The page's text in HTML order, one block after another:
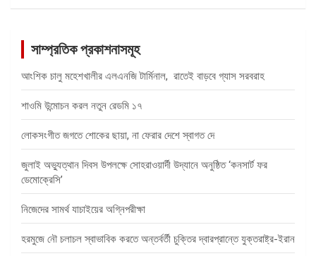
সাম্প্রতিক প্রকাশনাসমূহ
আংশিক চালু মহেশখালীর এলএনজি টার্মিনাল, রাতেই বাড়বে গ্যাস সরবরাহ
শাওমি উন্মোচন করল নতুন রেডমি ১৭
লোকসংগীত জগতে শোকের ছায়া, না ফেরার দেশে স্বাগত দে
জুলাই অভ্যুত্থান দিবস উপলক্ষে সোহরাওয়ার্দী উদ্যানে অনুষ্ঠিত ‘কনসার্ট ফর
ডেমোক্রেসি’
নিজেদের সামর্থ যাচাইয়ের অগ্নিপরীক্ষা
হরমুজে নৌ চলাচল স্বাভাবিক করতে অন্তর্বর্তী চুক্তির দ্বারপ্রান্তে যুক্তরাষ্ট্র-ইরান